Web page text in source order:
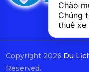
Copyright 2026 Du
Reserved.
Chào
Chúng
thuê xe